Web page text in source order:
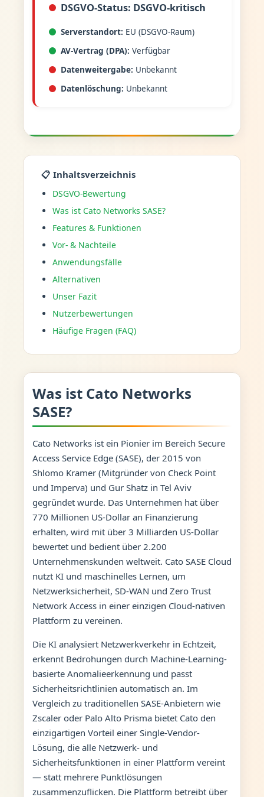
DSGVO-Status: DSGVO-kritisch
Serverstandort: EU (DSGVO-Raum)
AV-Vertrag (DPA): Verfügbar
Datenweitergabe: Unbekannt
Datenlöschung: Unbekannt
📋 Inhaltsverzeichnis
DSGVO-Bewertung
Was ist Cato Networks SASE?
Features & Funktionen
Vor- & Nachteile
Anwendungsfälle
Alternativen
Unser Fazit
Nutzerbewertungen
Häufige Fragen (FAQ)
Was ist Cato Networks
SASE?
Cato Networks ist ein Pionier im Bereich Secure
Access Service Edge (SASE), der 2015 von
Shlomo Kramer (Mitgründer von Check Point
und Imperva) und Gur Shatz in Tel Aviv
gegründet wurde. Das Unternehmen hat über
770 Millionen US-Dollar an Finanzierung
erhalten, wird mit über 3 Milliarden US-Dollar
bewertet und bedient über 2.200
Unternehmenskunden weltweit. Cato SASE Cloud
nutzt KI und maschinelles Lernen, um
Netzwerksicherheit, SD-WAN und Zero Trust
Network Access in einer einzigen Cloud-nativen
Plattform zu vereinen.
Die KI analysiert Netzwerkverkehr in Echtzeit,
erkennt Bedrohungen durch Machine-Learning-
basierte Anomalieerkennung und passt
Sicherheitsrichtlinien automatisch an. Im
Vergleich zu traditionellen SASE-Anbietern wie
Zscaler oder Palo Alto Prisma bietet Cato den
einzigartigen Vorteil einer Single-Vendor-
Lösung, die alle Netzwerk- und
Sicherheitsfunktionen in einer Plattform vereint
— statt mehrere Punktlösungen
zusammenzuflicken. Die Plattform betreibt über